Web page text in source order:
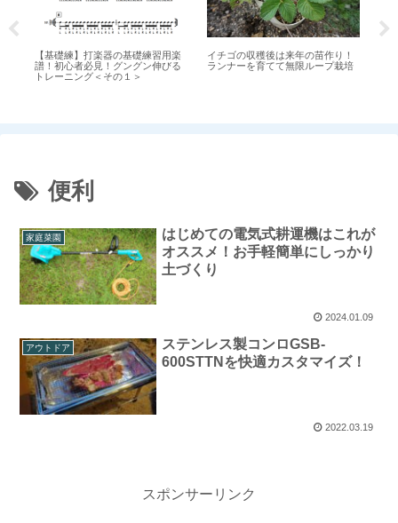
【基礎練】打楽器の基礎練習用楽
譜！初心者必見！グングン伸びる
トレーニング＜その１＞
イチゴの収穫後は来年の苗作り！
ランナーを育てて無限ループ栽培
便利
家庭菜園
はじめての電気式耕運機はこれが
オススメ！お手軽簡単にしっかり
土づくり
2024.01.09
アウトドア
ステンレス製コンロGSB-
600STTNを快適カスタマイズ！
2022.03.19
スポンサーリンク